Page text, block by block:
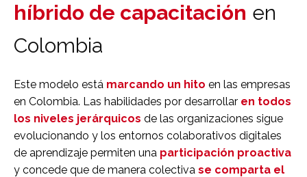
híbrido de capacitación en
Colombia
Este modelo está marcando un hito en las empresas
en Colombia. Las habilidades por desarrollar en todos
los niveles jerárquicos de las organizaciones sigue
evolucionando y los entornos colaborativos digitales
de aprendizaje permiten una participación proactiva
y concede que de manera colectiva se comparta el